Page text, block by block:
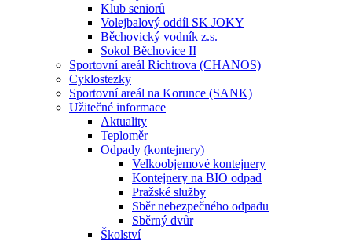
Klub seniorů
Volejbalový oddíl SK JOKY
Běchovický vodník z.s.
Sokol Běchovice II
Sportovní areál Richtrova (CHANOS)
Cyklostezky
Sportovní areál na Korunce (SANK)
Užitečné informace
Aktuality
Teploměr
Odpady (kontejnery)
Velkoobjemové kontejnery
Kontejnery na BIO odpad
Pražské služby
Sběr nebezpečného odpadu
Sběrný dvůr
Školství